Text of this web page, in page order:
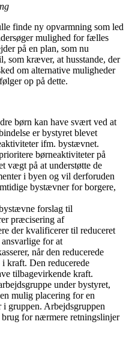
finde ny opvarmning som led
mulighed for fælles
på en plan, som nu
som kræver, at husstande, der
om alternative muligheder
op på dette.
børn kan have svært ved at
er bystyret blevet
ifm. bystævnet.
børneaktiviteter på
vægt på at understøtte de
i byen og vil derforuden
bystævner for borgere,
forslag til
præcisering af
der kvalificerer til reduceret
for at
når den reducerede
kraft. Den reducerede
tilbagevirkende kraft.
under bystyret,
mulig placering for en
gruppen. Arbejdsgruppen
for nærmere retningslinjer